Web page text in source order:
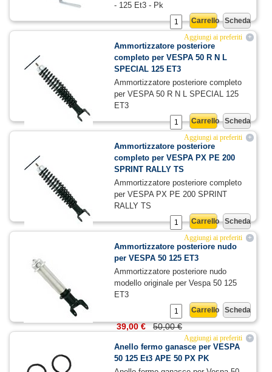
- 125 Et3 - Pk
Scheda
Carrello
+
Aggiungi ai preferiti
Ammortizzatore posteriore
completo per VESPA 50 R N L
SPECIAL 125 ET3
Ammortizzatore posteriore completo
per VESPA 50 R N L SPECIAL 125
ET3
Scheda
Carrello
+
Aggiungi ai preferiti
Ammortizzatore posteriore
completo per VESPA PX PE 200
SPRINT RALLY TS
Ammortizzatore posteriore completo
per VESPA PX PE 200 SPRINT
RALLY TS
Scheda
Carrello
+
Aggiungi ai preferiti
Ammortizzatore posteriore nudo
per VESPA 50 125 ET3
Ammortizzatore posteriore nudo
modello originale per Vespa 50 125
ET3
Scheda
Carrello
50,00 €
39,00 €
+
Aggiungi ai preferiti
Anello fermo ganasce per VESPA
50 125 Et3 APE 50 PX PK